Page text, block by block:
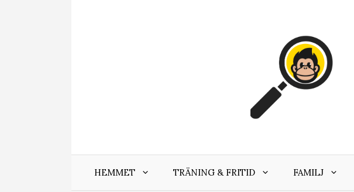
HEMMET TRÄNING & FRITID FAMILJ